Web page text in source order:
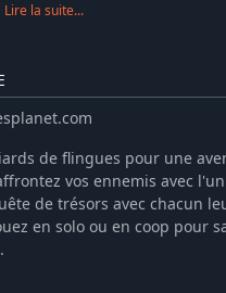
Lire la suite...
de flingues pour une
vos ennemis avec
de trésors avec chacun
en solo ou en coop pour